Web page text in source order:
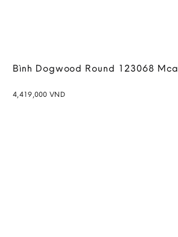
Bình Dogwood Round 123068 Mca
4,419,000 VND